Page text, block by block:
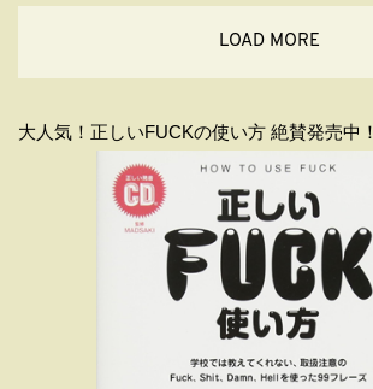
LOAD MORE
大人気！正しいFUCKの使い方 絶賛発売中！